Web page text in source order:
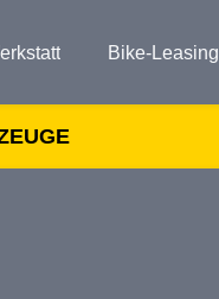
Bike-Leasing